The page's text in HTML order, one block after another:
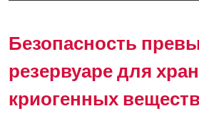
Безопасность
резервуаре для
криогенных веществ